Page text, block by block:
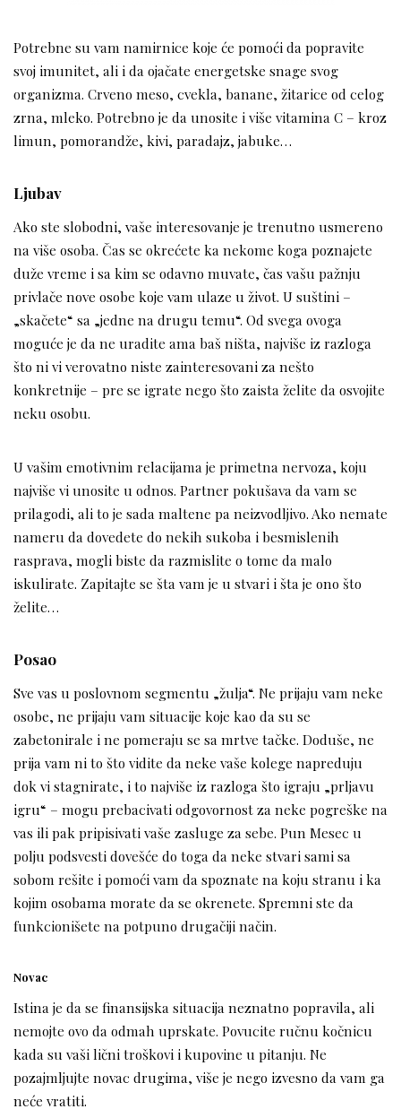
Potrebne su vam namirnice koje će pomoći da popravite
svoj imunitet, ali i da ojačate energetske snage svog
organizma. Crveno meso, cvekla, banane, žitarice od celog
zrna, mleko. Potrebno je da unosite i više vitamina C – kroz
limun, pomorandže, kivi, paradajz, jabuke…
Ljubav
Ako ste slobodni, vaše interesovanje je trenutno usmereno
na više osoba. Čas se okrećete ka nekome koga poznajete
duže vreme i sa kim se odavno muvate, čas vašu pažnju
privlače nove osobe koje vam ulaze u život. U suštini –
„skačete“ sa „jedne na drugu temu“. Od svega ovoga
moguće je da ne uradite ama baš ništa, najviše iz razloga
što ni vi verovatno niste zainteresovani za nešto
konkretnije – pre se igrate nego što zaista želite da osvojite
neku osobu.
U vašim emotivnim relacijama je primetna nervoza, koju
najviše vi unosite u odnos. Partner pokušava da vam se
prilagodi, ali to je sada maltene pa neizvodljivo. Ako nemate
nameru da dovedete do nekih sukoba i besmislenih
rasprava, mogli biste da razmislite o tome da malo
iskulirate. Zapitajte se šta vam je u stvari i šta je ono što
želite…
Posao
Sve vas u poslovnom segmentu „žulja“. Ne prijaju vam neke
osobe, ne prijaju vam situacije koje kao da su se
zabetonirale i ne pomeraju se sa mrtve tačke. Doduše, ne
prija vam ni to što vidite da neke vaše kolege napreduju
dok vi stagnirate, i to najviše iz razloga što igraju „prljavu
igru“ – mogu prebacivati odgovornost za neke pogreške na
vas ili pak pripisivati vaše zasluge za sebe. Pun Mesec u
polju podsvesti dovešće do toga da neke stvari sami sa
sobom rešite i pomoći vam da spoznate na koju stranu i ka
kojim osobama morate da se okrenete. Spremni ste da
funkcionišete na potpuno drugačiji način.
Novac
Istina je da se finansijska situacija neznatno popravila, ali
nemojte ovo da odmah uprskate. Povucite ručnu kočnicu
kada su vaši lični troškovi i kupovine u pitanju. Ne
pozajmljujte novac drugima, više je nego izvesno da vam ga
neće vratiti.